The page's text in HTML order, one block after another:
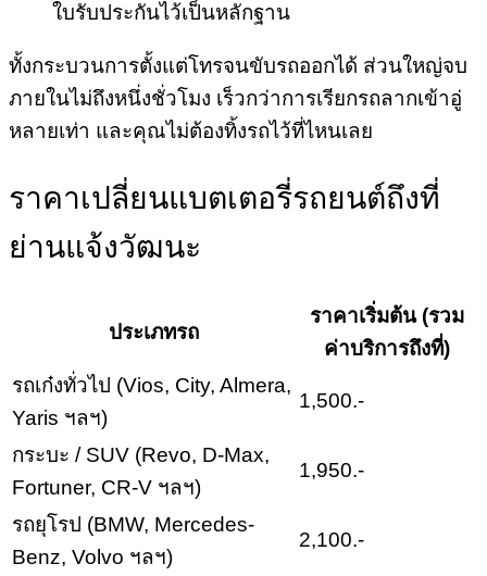
ใบรับประกันไว้เป็นหลักฐาน
ทั้งกระบวนการตั้งแต่โทรจนขับรถออกได้ ส่วนใหญ่จบ
ภายในไม่ถึงหนึ่งชั่วโมง เร็วกว่าการเรียกรถลากเข้าอู่
หลายเท่า และคุณไม่ต้องทิ้งรถไว้ที่ไหนเลย
ราคาเปลี่ยนแบตเตอรี่รถยนต์ถึงที่
ย่านแจ้งวัฒนะ
ประเภทรถ
ราคาเริ่มต้น (รวม
ค่าบริการถึงที่)
รถเก๋งทั่วไป (Vios, City, Almera,
Yaris ฯลฯ)
1,500.-
กระบะ / SUV (Revo, D-Max,
Fortuner, CR-V ฯลฯ)
1,950.-
รถยุโรป (BMW, Mercedes-
Benz, Volvo ฯลฯ)
2,100.-